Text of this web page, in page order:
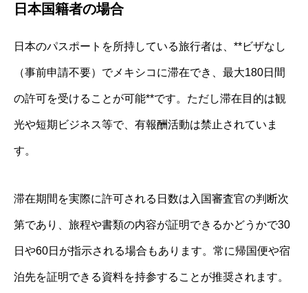
日本国籍者の場合
日本のパスポートを所持している旅行者は、**ビザなし
（事前申請不要）でメキシコに滞在でき、最大180日間
の許可を受けることが可能**です。ただし滞在目的は観
光や短期ビジネス等で、有報酬活動は禁止されていま
す。
滞在期間を実際に許可される日数は入国審査官の判断次
第であり、旅程や書類の内容が証明できるかどうかで30
日や60日が指示される場合もあります。常に帰国便や宿
泊先を証明できる資料を持参することが推奨されます。